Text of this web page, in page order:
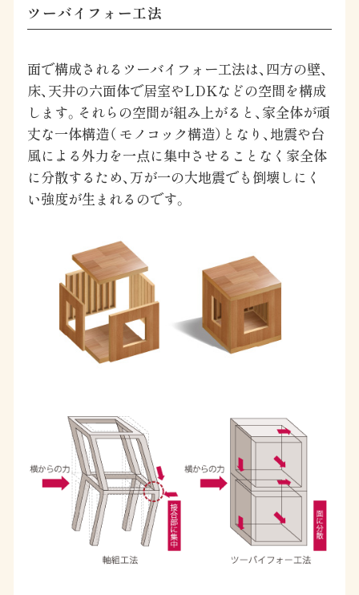
ツーバイフォー工法
面で構成されるツーバイフォー工法は、四方の壁、
床、天井の六面体で居室やLDKなどの空間を構成
します。それらの空間が組み上がると、家全体が頑
丈な一体構造（ モノコック構造）となり、地震や台
風による外力を一点に集中させることなく家全体
に分散するため、万が一の大地震でも倒壊しにく
い強度が生まれるのです。